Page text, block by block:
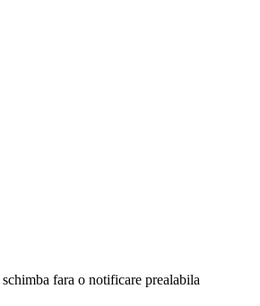
fara o notificare prealabila